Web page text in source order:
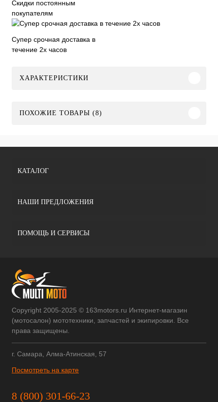
Скидки постоянным
покупателям
Супер срочная доставка в
течение 2х часов
ХАРАКТЕРИСТИКИ
ПОХОЖИЕ ТОВАРЫ (8)
КАТАЛОГ
НАШИ ПРЕДЛОЖЕНИЯ
ПОМОЩЬ И СЕРВИСЫ
Copyright 2005-2025 © 163motors.ru Интернет-магазин
(мотосалон) мототехники, запчастей и экипировки. Все
права защищены.
г. Самара, Алма-Атинская, 57
Посмотреть на карте
8 (800) 301-66-23